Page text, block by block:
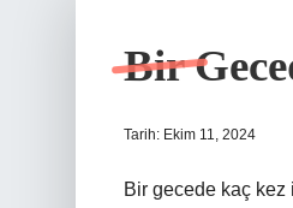
Bir
Tarih: Ekim 11, 2024
Bir gecede kaç